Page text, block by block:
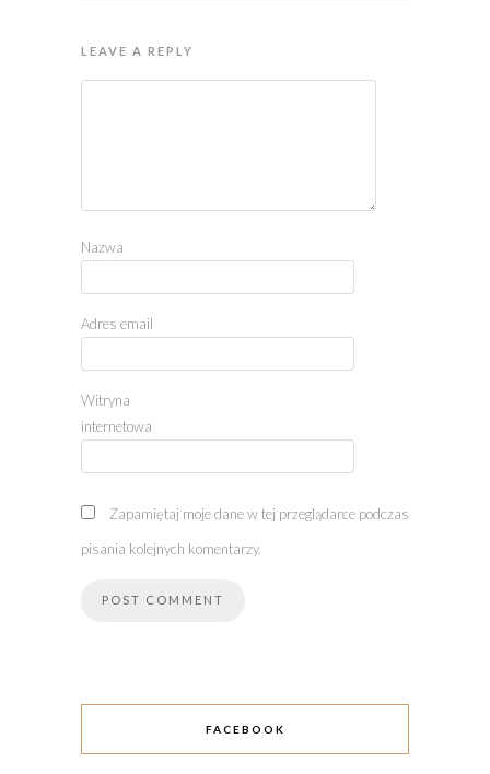
LEAVE A REPLY
Nazwa
Adres email
Witryna
internetowa
Zapamiętaj moje dane w tej przeglądarce podczas
pisania kolejnych komentarzy.
FACEBOOK